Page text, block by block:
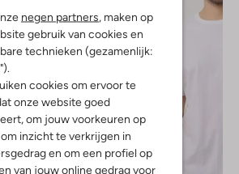
negen partners, maken op
gebruik van cookies en
technieken (gezamenlijk:
cookies om ervoor te
onze website goed
om jouw voorkeuren op
inzicht te verkrijgen in
en om een profiel op
van jouw online gedrag voor